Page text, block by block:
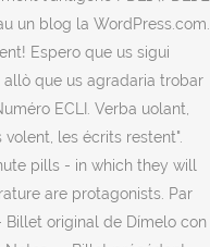
un blog la WordPress.com.
Espero que us sigui
que us agradaria trobar
ECLI. Verba uolant,
les écrits restent".
pills - in which they will
are protagonists. Par
original de Dímelo con